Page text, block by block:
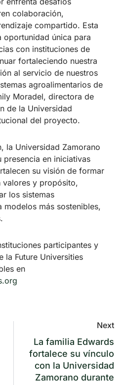
colaboración,
compartido. Esta
oportunidad única para
con instituciones de
fortaleciendo nuestra
al servicio de nuestros
agroalimentarios de
Moradel, directora de
de la Universidad
del proyecto.
la Universidad Zamorano
presencia en iniciativas
su visión de formar
valores y propósito,
los sistemas
modelos más sostenibles,
participantes y
la Future Universities
en
Next
La familia Edwards
fortalece su vínculo
con la Universidad
Zamorano durante